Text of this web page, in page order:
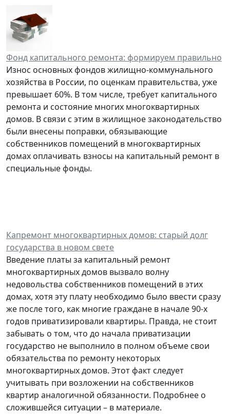
Фонд капитального ремонта: формируем правильно
Износ основных фондов жилищно-коммунального
хозяйства в России, по оценкам правительства, уже
превышает 60%. В том числе, требует капитального
ремонта и состояние многих многоквартирных
домов. В связи с этим в жилищное законодательство
были внесены поправки, обязывающие
собственников помещений в многоквартирных
домах оплачивать взносы на капитальный ремонт в
специальные фонды.
Капремонт многоквартирных домов: старый долг
государства в новом свете
Введение платы за капитальный ремонт
многоквартирных домов вызвало волну
недовольства собственников помещений в этих
домах, хотя эту плату необходимо было ввести сразу
же после того, как многие граждане в начале 90-х
годов приватизировали квартиры. Правда, не стоит
забывать о том, что до начала приватизации
государство не выполнило в полном объеме свои
обязательства по ремонту некоторых
многоквартирных домов. Этот факт следует
учитывать при возложении на собственников
квартир аналогичной обязанности. Подробнее о
сложившейся ситуации – в материале.